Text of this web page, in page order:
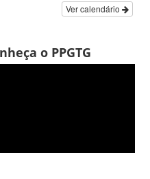
Ver calendário
o PPGTG